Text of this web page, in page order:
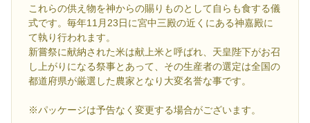
これらの供え物を神からの賜りものとして自らも食する儀
式です。毎年11月23日に宮中三殿の近くにある神嘉殿に
て執り行われます。
新嘗祭に献納された米は献上米と呼ばれ、天皇陛下がお召
し上がりになる祭事とあって、その生産者の選定は全国の
都道府県が厳選した農家となり大変名誉な事です。
※パッケージは予告なく変更する場合がございます。